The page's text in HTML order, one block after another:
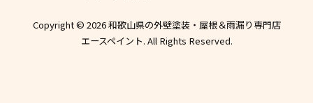
Copyright © 2026 和歌山県の外壁塗装・屋根＆雨漏り専門店
エースペイント. All Rights Reserved.